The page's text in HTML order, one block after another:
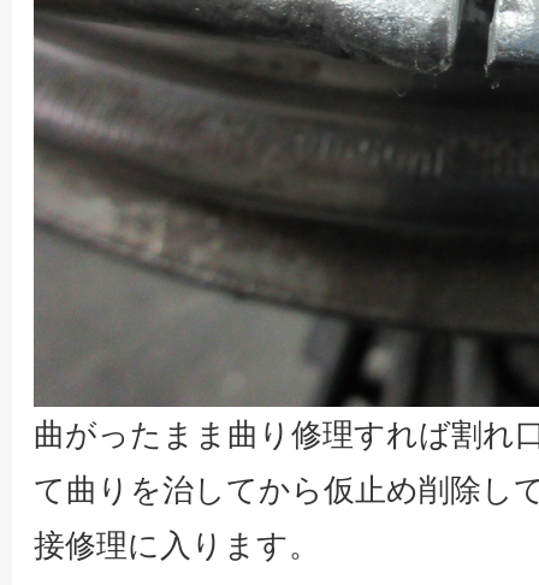
曲がったまま曲り修理すれば割れ
て曲りを治してから仮止め削除し
接修理に入ります。